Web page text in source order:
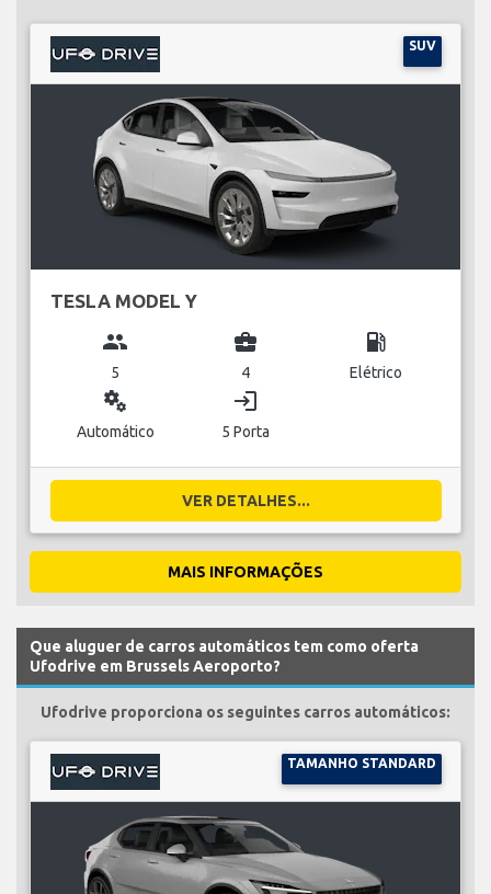
SUV
TESLA MODEL Y
group
5
business_center
4
local_gas_station
Elétrico
miscellaneous_services
Automático
login
5 Porta
VER DETALHES...
MAIS INFORMAÇÕES
Que aluguer de carros automáticos tem como oferta
Ufodrive em Brussels Aeroporto?
Ufodrive proporciona os seguintes carros automáticos:
TAMANHO STANDARD